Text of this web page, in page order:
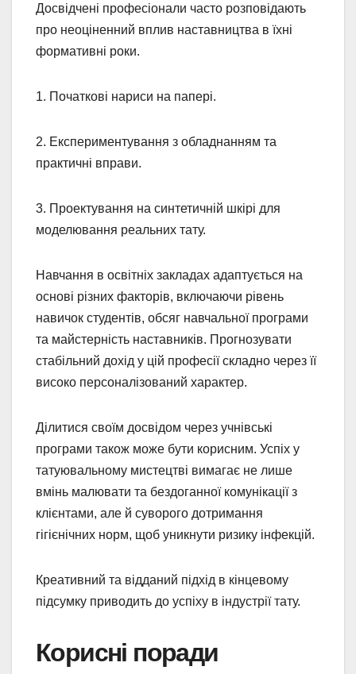
Досвідчені професіонали часто розповідають
про неоціненний вплив наставництва в їхні
формативні роки.
1. Початкові нариси на папері.
2. Експериментування з обладнанням та
практичні вправи.
3. Проектування на синтетичній шкірі для
моделювання реальних тату.
Навчання в освітніх закладах адаптується на
основі різних факторів, включаючи рівень
навичок студентів, обсяг навчальної програми
та майстерність наставників. Прогнозувати
стабільний дохід у цій професії складно через її
високо персоналізований характер.
Ділитися своїм досвідом через учнівські
програми також може бути корисним. Успіх у
татуювальному мистецтві вимагає не лише
вмінь малювати та бездоганної комунікації з
клієнтами, але й суворого дотримання
гігієнічних норм, щоб уникнути ризику інфекцій.
Креативний та відданий підхід в кінцевому
підсумку приводить до успіху в індустрії тату.
Корисні поради